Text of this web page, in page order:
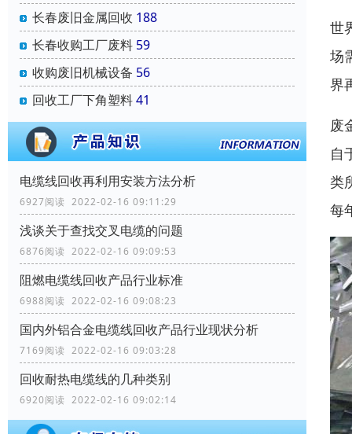
长春废旧金属回收 188
长春收购工厂废料 59
收购废旧机械设备 56
回收工厂下角塑料41
电缆线回收再利用安装方法分析
6927阅读 2022-02-16 09:11:29
浅谈关于查找交叉电缆的问题
6876阅读 2022-02-16 09:09:53
阻燃电缆线回收产品行业标准
6988阅读 2022-02-16 09:08:23
国内外铝合金电缆线回收产品行业现状分析
7169阅读 2022-02-16 09:03:28
回收耐热电缆线的几种类别
6920阅读 2022-02-16 09:02:14
世
场
界
废
自
类
每